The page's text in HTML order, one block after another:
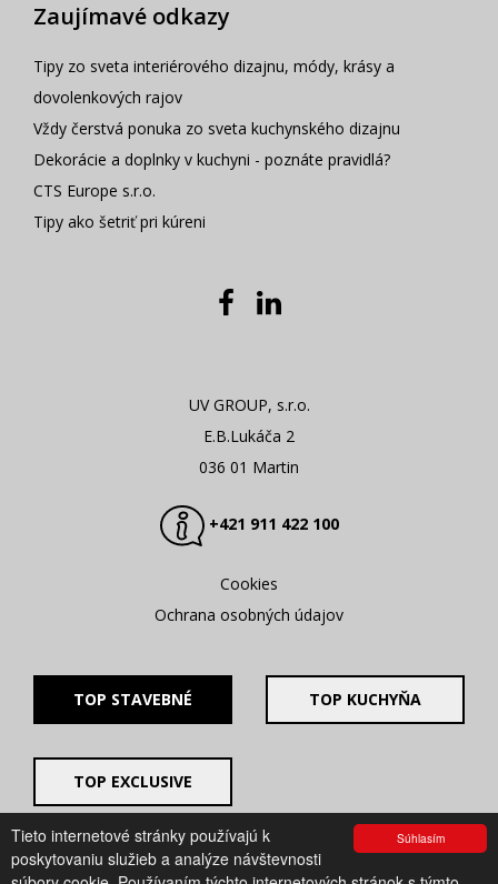
Súhlasím
Tieto internetové stránky používajú k
poskytovaniu služieb a analýze návštevnosti
Zaujímavé odkazy
Tipy zo sveta interiérového dizajnu, módy, krásy a
dovolenkových rajov
Vždy čerstvá ponuka zo sveta kuchynského dizajnu
Dekorácie a doplnky v kuchyni - poznáte pravidlá?
CTS Europe s.r.o.
Tipy ako šetriť pri kúreni
UV GROUP, s.r.o.
E.B.Lukáča 2
036 01 Martin
+421 911 422 100
Cookies
Ochrana osobných údajov
TOP STAVEBNÉ TOP KUCHYŇA
TOP EXCLUSIVE
© 2008 - 2026. UV GROUP s.r.o. |
Created by CTS Europe
s.r.o.